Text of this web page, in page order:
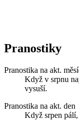
Pranostiky
Pranostika na akt.
Když v srpnu
vysuší.
Pranostika na akt. den
Když srpen